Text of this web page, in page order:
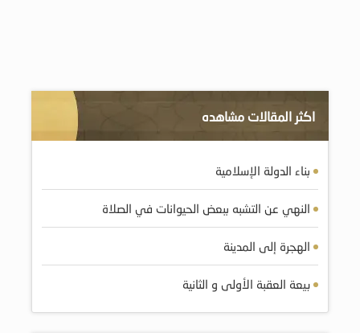
اكثر المقالات مشاهده
بناء الدولة الإسلامية
النهي عن التشبه ببعض الحيوانات في الصلاة
الهجرة إلى المدينة
بيعة العقبة الأولى و الثانية